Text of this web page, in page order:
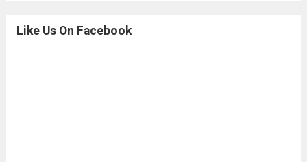
Like Us On Facebook